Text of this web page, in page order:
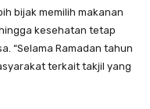
bijak memilih makanan
kesehatan tetap
“Selama Ramadan tahun
terkait takjil yang